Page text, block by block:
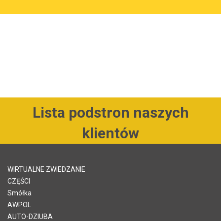
Lista podstron naszych
klientów
WIRTUALNE ZWIEDZANIE
CZĘŚCI
Smółka
AWPOL
AUTO-DZIUBA